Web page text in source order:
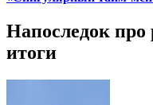
Напоследок про
итоги